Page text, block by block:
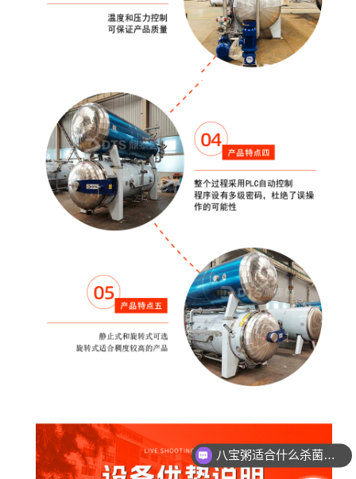
肉制品适合什么杀菌方式?
八宝粥适合什么杀菌方式?